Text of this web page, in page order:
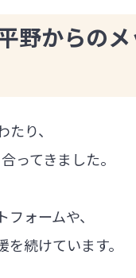
野からの
り、
ってきました。
ォームや、
続けています。